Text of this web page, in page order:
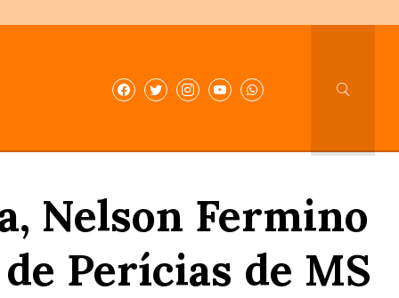
Nelson Fermino
Perícias de MS